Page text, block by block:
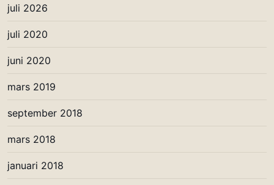
juli 2026
juli 2020
juni 2020
mars 2019
september 2018
mars 2018
januari 2018